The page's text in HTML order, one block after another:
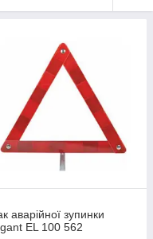
аварійної зупинки
EL 100 562